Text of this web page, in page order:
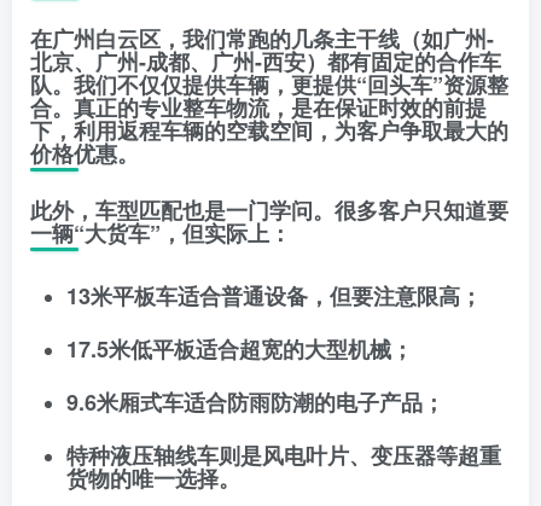
在广州白云区，我们常跑的几条主干线（如广州-
北京、广州-成都、广州-西安）都有固定的合作车
队。我们不仅仅提供车辆，更提供“回头车”资源整
合。真正的专业整车物流，是在保证时效的前提
下，利用返程车辆的空载空间，为客户争取最大的
价格优惠。
此外，车型匹配也是一门学问。很多客户只知道要
一辆“大货车”，但实际上：
13米平板车适合普通设备，但要注意限高；
17.5米低平板适合超宽的大型机械；
9.6米厢式车适合防雨防潮的电子产品；
特种液压轴线车则是风电叶片、变压器等超重
货物的唯一选择。